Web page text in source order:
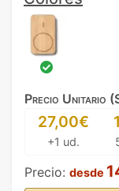
Precio Unitario
27,00€
+1 ud.
Precio: desde